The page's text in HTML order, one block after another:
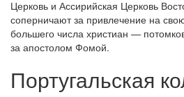
Церковь и Ассирийская Церковь
соперничают за привлечение на
большего числа христиан —
за апостолом Фомой.
Португальская